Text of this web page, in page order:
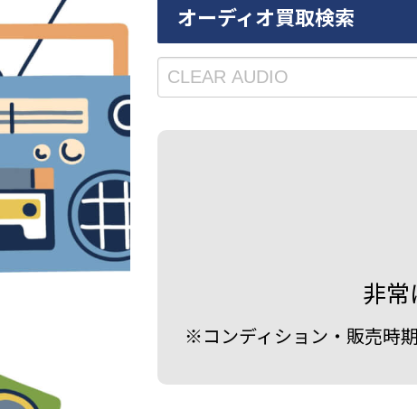
オーディオ買取検索
非常
※コンディション・販売時